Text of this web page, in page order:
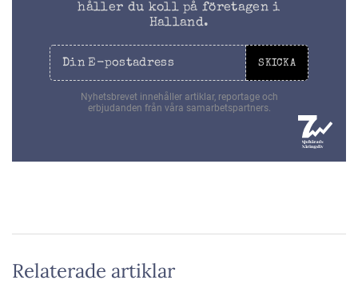
håller du koll på företagen i
Halland.
SKICKA
Nyhetsbrevet innehåller artiklar, reportage och
erbjudanden från våra samarbetspartners.
Relaterade artiklar